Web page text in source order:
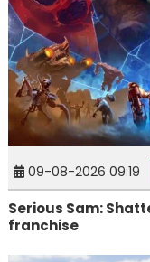
09-08-2026 09:19
Serious Sam:
franchise